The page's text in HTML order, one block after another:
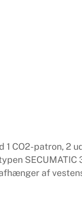
CO2-patron,
SECUMATIC
af